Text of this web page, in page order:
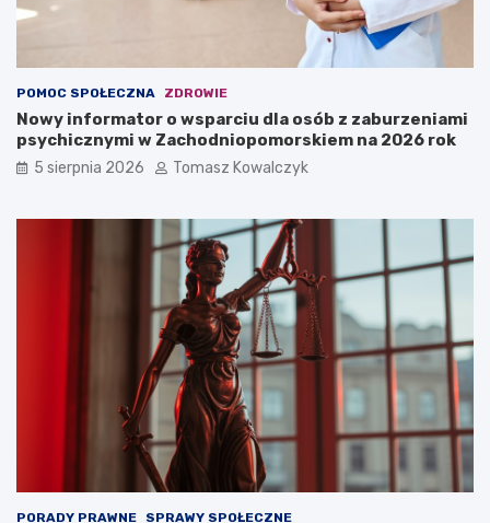
POMOC SPOŁECZNA ZDROWIE
Nowy informator o wsparciu dla osób z zaburzeniami
psychicznymi w Zachodniopomorskiem na 2026 rok
5 sierpnia 2026 Tomasz Kowalczyk
PORADY PRAWNE SPRAWY SPOŁECZNE